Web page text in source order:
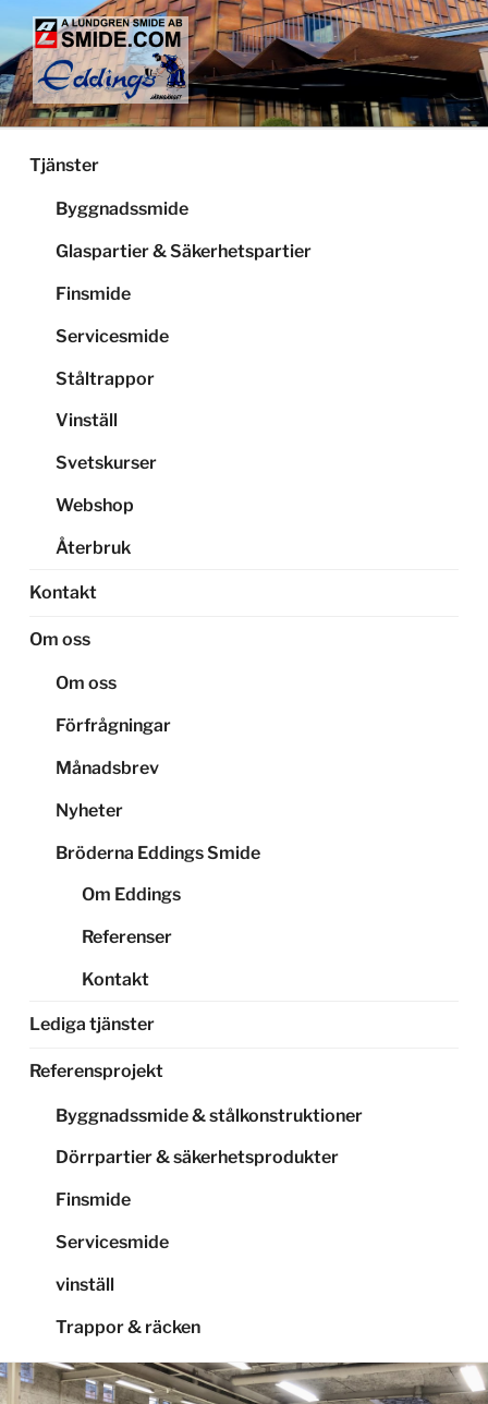
Hoppa
innehåll
LUNDGRENS SMIDE
Smide och glaspartier i Stockholm
Tjänster
Byggnadssmide
Glaspartier & Säkerhetspartier
Finsmide
Servicesmide
Ståltrappor
Vinställ
Svetskurser
Webshop
Återbruk
Kontakt
Om oss
Om oss
Förfrågningar
Månadsbrev
Nyheter
Bröderna Eddings Smide
Om Eddings
Referenser
Kontakt
Lediga tjänster
Referensprojekt
Byggnadssmide & stålkonstruktioner
Dörrpartier & säkerhetsprodukter
Finsmide
Servicesmide
vinställ
Trappor & räcken